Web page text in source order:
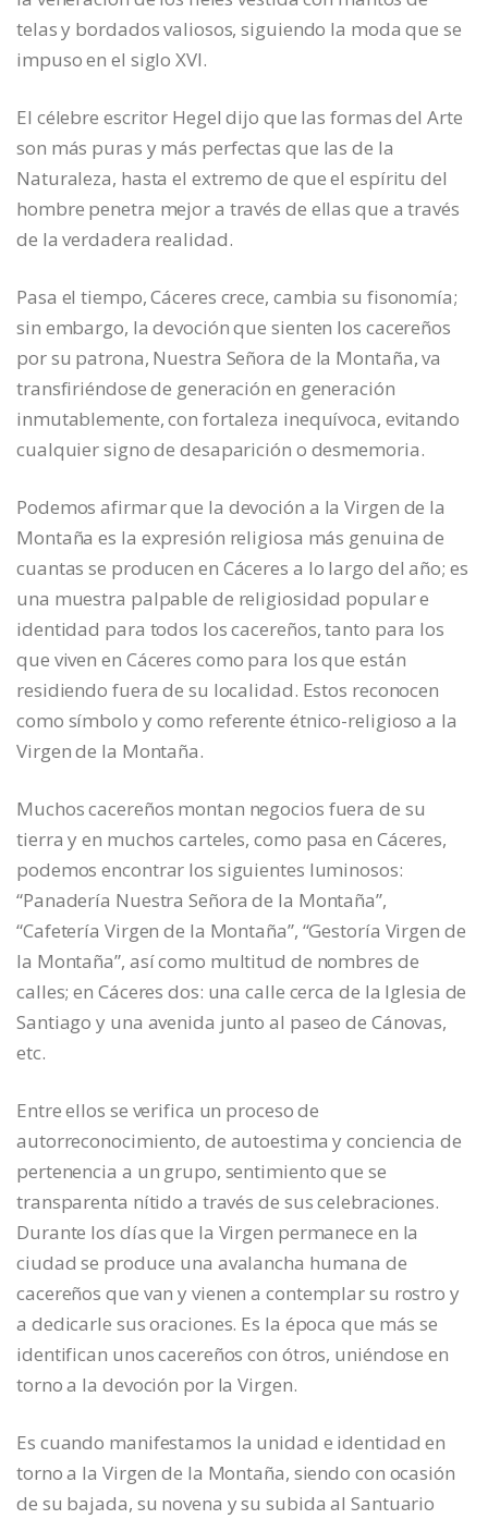
telas y bordados valiosos, siguiendo la moda que se
impuso en el siglo XVI.
El célebre escritor Hegel dijo que las formas del Arte
son más puras y más perfectas que las de la
Naturaleza, hasta el extremo de que el espíritu del
hombre penetra mejor a través de ellas que a través
de la verdadera realidad.
Pasa el tiempo, Cáceres crece, cambia su fisonomía;
sin embargo, la devoción que sienten los cacereños
por su patrona, Nuestra Señora de la Montaña, va
transfiriéndose de generación en generación
inmutablemente, con fortaleza inequívoca, evitando
cualquier signo de desaparición o desmemoria.
Podemos afirmar que la devoción a la Virgen de la
Montaña es la expresión religiosa más genuina de
cuantas se producen en Cáceres a lo largo del año; es
una muestra palpable de religiosidad popular e
identidad para todos los cacereños, tanto para los
que viven en Cáceres como para los que están
residiendo fuera de su localidad. Estos reconocen
como símbolo y como referente étnico-religioso a la
Virgen de la Montaña.
Muchos cacereños montan negocios fuera de su
tierra y en muchos carteles, como pasa en Cáceres,
podemos encontrar los siguientes luminosos:
“Panadería Nuestra Señora de la Montaña”,
“Cafetería Virgen de la Montaña”, “Gestoría Virgen de
la Montaña”, así como multitud de nombres de
calles; en Cáceres dos: una calle cerca de la Iglesia de
Santiago y una avenida junto al paseo de Cánovas,
etc.
Entre ellos se verifica un proceso de
autorreconocimiento, de autoestima y conciencia de
pertenencia a un grupo, sentimiento que se
transparenta nítido a través de sus celebraciones.
Durante los días que la Virgen permanece en la
ciudad se produce una avalancha humana de
cacereños que van y vienen a contemplar su rostro y
a dedicarle sus oraciones. Es la época que más se
identifican unos cacereños con ótros, uniéndose en
torno a la devoción por la Virgen.
Es cuando manifestamos la unidad e identidad en
torno a la Virgen de la Montaña, siendo con ocasión
de su bajada, su novena y su subida al Santuario